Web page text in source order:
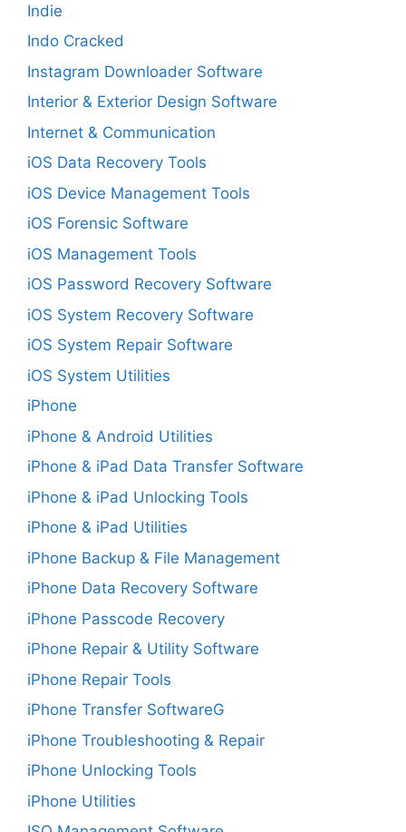
Indie
Indo Cracked
Instagram Downloader Software
Interior & Exterior Design Software
Internet & Communication
iOS Data Recovery Tools
iOS Device Management Tools
iOS Forensic Software
iOS Management Tools
iOS Password Recovery Software
iOS System Recovery Software
iOS System Repair Software
iOS System Utilities
iPhone
iPhone & Android Utilities
iPhone & iPad Data Transfer Software
iPhone & iPad Unlocking Tools
iPhone & iPad Utilities
iPhone Backup & File Management
iPhone Data Recovery Software
iPhone Passcode Recovery
iPhone Repair & Utility Software
iPhone Repair Tools
iPhone Transfer SoftwareG
iPhone Troubleshooting & Repair
iPhone Unlocking Tools
iPhone Utilities